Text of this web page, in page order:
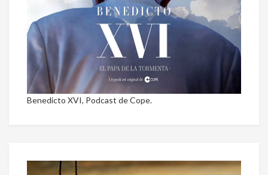
Benedicto XVI, Podcast de Cope.